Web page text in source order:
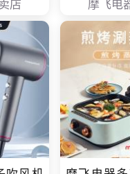
店 摩飞电